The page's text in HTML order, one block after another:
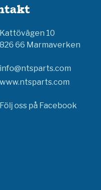
Kattövägen 10
826 66 Marmaverken
info@ntsparts.com
www.ntsparts.com
Följ oss på Facebook